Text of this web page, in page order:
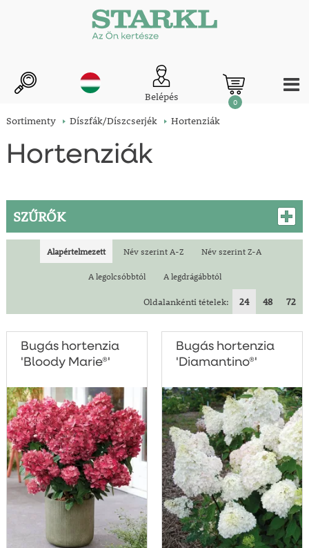
Belépés 0
Sortimenty Díszfák/Díszcserjék Hortenziák
Hortenziák
SZŰRŐK
Alapértelmezett Név szerint A-Z Név szerint Z-A
A legolcsóbbtól A legdrágábbtól
Oldalankénti tételek: 24 48 72
Bugás hortenzia
'Bloody Marie®'
Bugás hortenzia
'Diamantino®'